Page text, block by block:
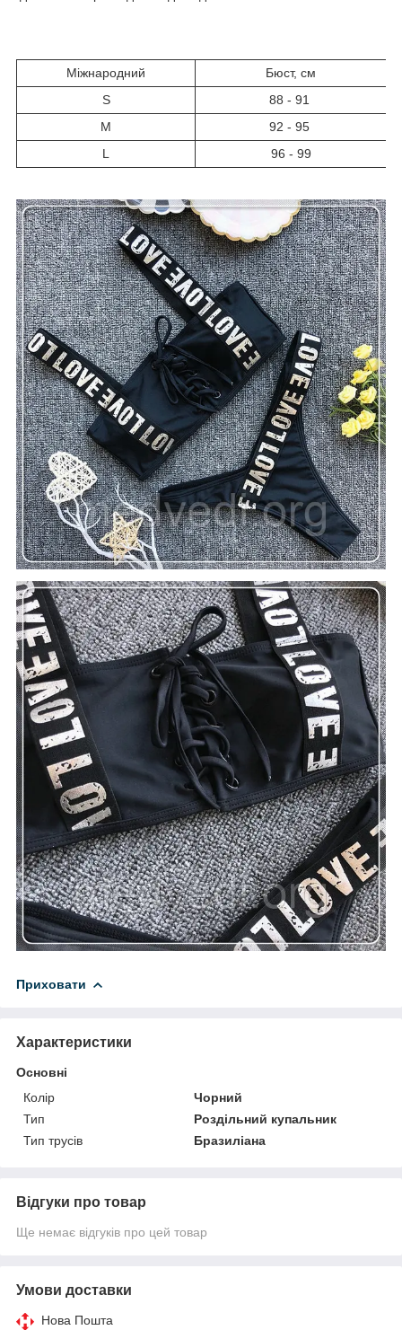
Міжнародний
Бюст, см
S
88 - 91
М
92 - 95
L
96 - 99
Приховати
Характеристики
Основні
Колір
Чорний
Тип
Роздільний купальник
Тип трусів
Бразиліана
Відгуки про товар
Ще немає відгуків про цей товар
Умови доставки
Нова Пошта